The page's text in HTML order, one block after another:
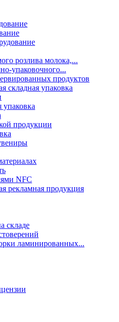
розлива молока,...
упаковочного...
продуктов
складная упаковка
упаковка
продукции
NFC
рекламная продукция
складе
ламинированных...